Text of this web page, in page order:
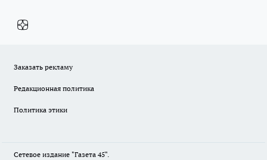
Заказать рекламу
Редакционная политика
Политика этики
Сетевое издание "Газета 45".